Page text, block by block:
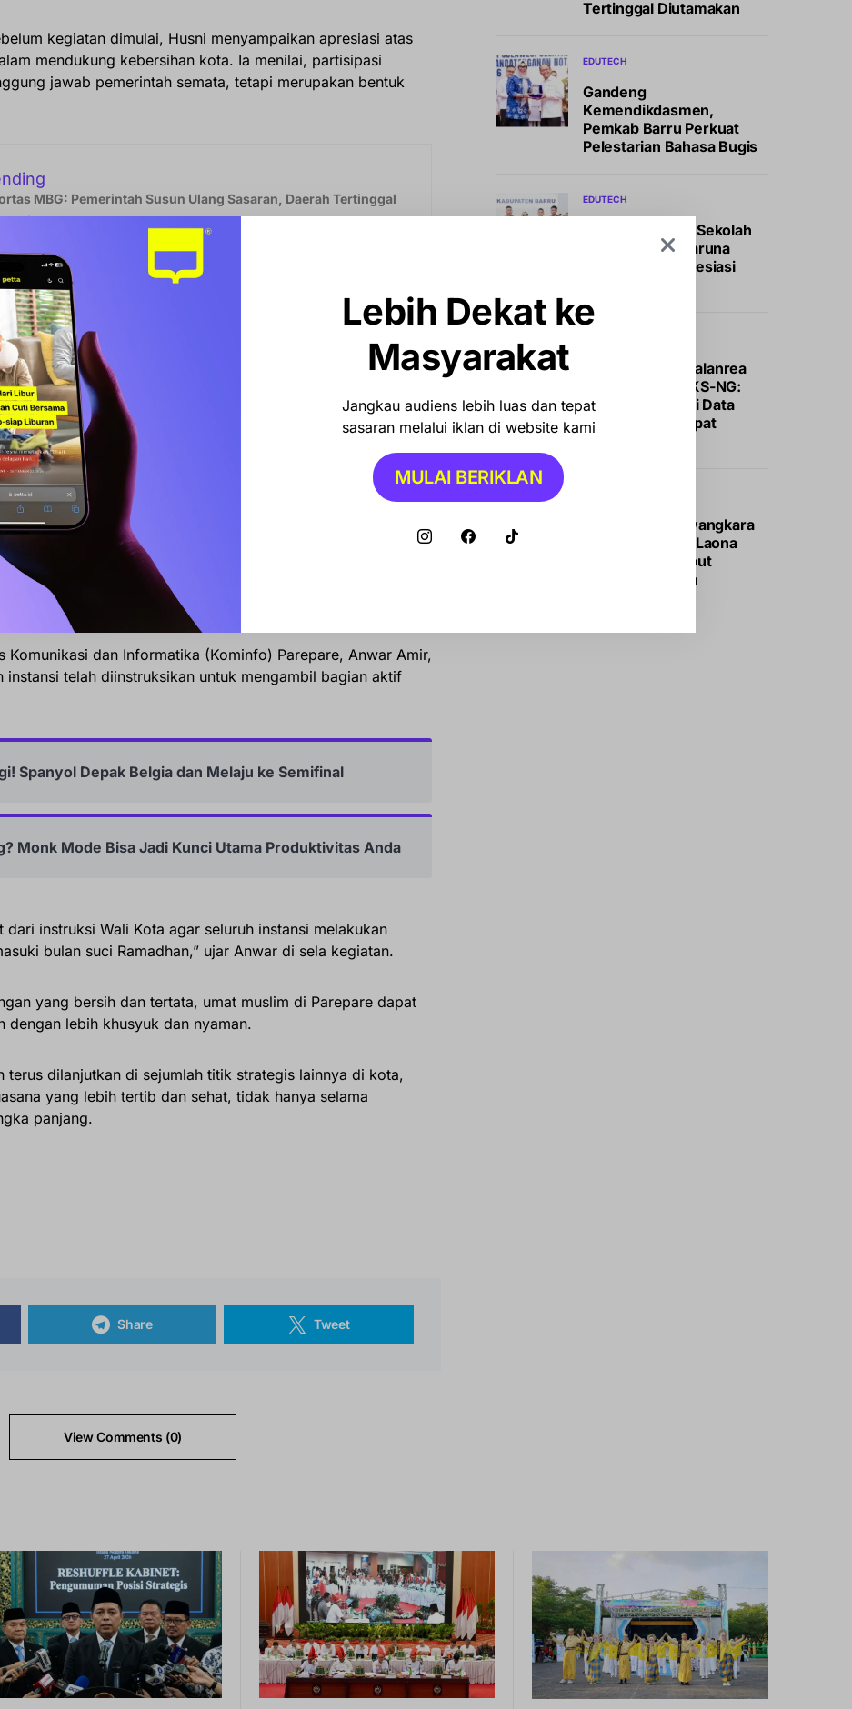
kegiatan dimulai, Husni menyampaikan apresiasi atas
mendukung kebersihan kota. Ia menilai, partisipasi
jawab pemerintah semata, tetapi merupakan bentuk
MBG: Pemerintah Susun Ulang Sasaran, Daerah Tertinggal
bulan yang penuh berkah. Tentunya kegiatan ini juga
kita dalam menyambut bulan mulia ini,” kata Husni dalam
masyarakat untuk menjadikan kegiatan ini bukan hanya
sehari-hari.
ini sebagai gerakan bersama yang berkelanjutan,
suci Ramadhan, tetapi menjadi bagian dari gaya hidup
lanjut dari arahan Wali Kota Parepare, Tasming Hamid,
lingkungan dilakukan lebih awal sebagai bentuk
menyambut bulan puasa.
Komunikasi dan Informatika (Kominfo) Parepare, Anwar Amir,
instansi telah diinstruksikan untuk mengambil bagian aktif
Spanyol Depak Belgia dan Melaju ke Semifinal
Monk Mode Bisa Jadi Kunci Utama Produktivitas Anda
dari instruksi Wali Kota agar seluruh instansi melakukan
bulan suci Ramadhan,” ujar Anwar di sela kegiatan.
yang bersih dan tertata, umat muslim di Parepare dapat
dengan lebih khusyuk dan nyaman.
terus dilanjutkan di sejumlah titik strategis lainnya di kota,
yang lebih tertib dan sehat, tidak hanya selama
panjang.
Share Tweet
View Comments (0)
Tertinggal Diutamakan
EDUTECH
Gandeng
Kemendikdasmen,
Pemkab Barru Perkuat
Pelestarian Bahasa Bugis
EDUTECH
Dampingi Siswa Sekolah
Rakyat Barru, Taruna
Akmil Dapat Apresiasi
Kecamatan Tamalanrea
Gelar Monev SIKS-NG:
Perketat Validasi Data
demi Bansos Tepat
Jadi Lokasi Bhayangkara
Off Road, Lappa Laona
Barru Siap Sambut
Ratusan Peserta
Lebih Dekat ke
Masyarakat
Jangkau audiens lebih luas dan tepat
sasaran melalui iklan di website kami
MULAI BERIKLAN